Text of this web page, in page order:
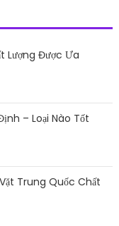
Lượng Được Ưa
– Loại Nào Tốt
Trung Quốc Chất